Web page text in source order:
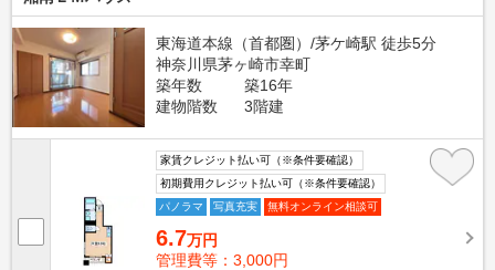
東海道本線（首都圏）/茅ケ崎駅 徒歩5分
神奈川県茅ヶ崎市幸町
築年数
築16年
建物階数
3階建
家賃クレジット払い可（※条件要確認）
初期費用クレジット払い可（※条件要確認）
パノラマ
写真充実 無料オンライン相談可
6.7万円
管理費等：3,000円